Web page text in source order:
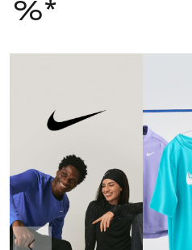
%*
Předchozí